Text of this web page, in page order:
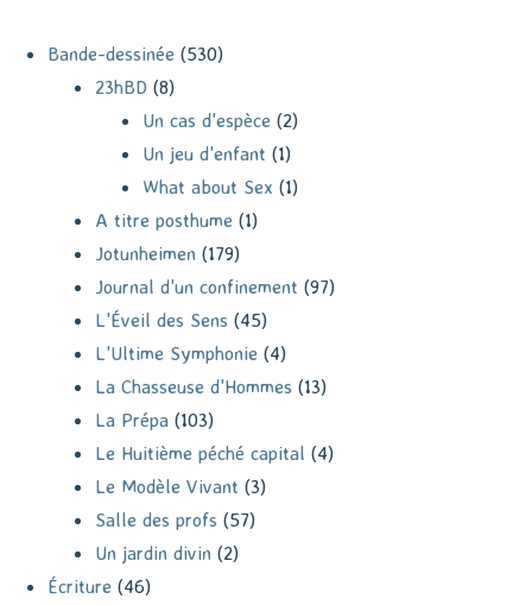
Bande-dessinée (530)
23hBD (8)
Un cas d'espèce (2)
Un jeu d'enfant (1)
What about Sex (1)
A titre posthume (1)
Jotunheimen (179)
Journal d'un confinement (97)
L'Éveil des Sens (45)
L'Ultime Symphonie (4)
La Chasseuse d'Hommes (13)
La Prépa (103)
Le Huitième péché capital (4)
Le Modèle Vivant (3)
Salle des profs (57)
Un jardin divin (2)
Écriture (46)